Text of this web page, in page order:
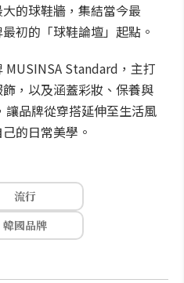
的球鞋牆，集結當今最
初的「球鞋論壇」起點。
MUSINSA Standard，主打
，以及涵蓋彩妝、保養與
品牌從穿搭延伸至生活風
的日常美學。
流行
韓國品牌